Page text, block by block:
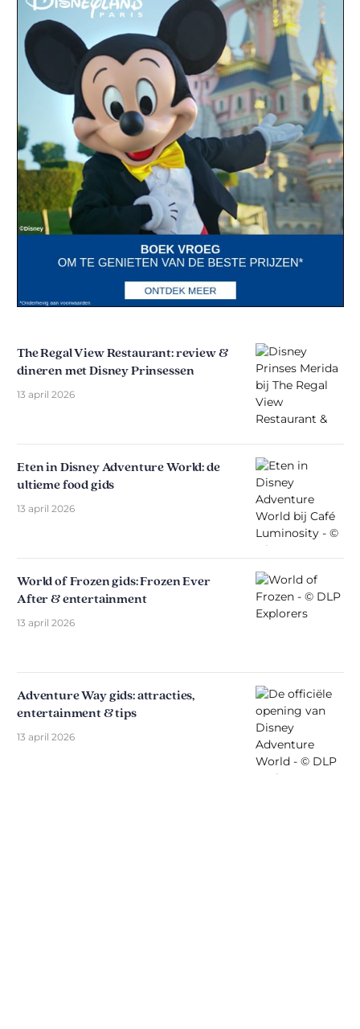
The Regal View Restaurant: review &
dineren met Disney Prinsessen
13 april 2026
Eten in Disney Adventure World: de
ultieme food gids
13 april 2026
World of Frozen gids: Frozen Ever
After & entertainment
13 april 2026
Adventure Way gids: attracties,
entertainment & tips
13 april 2026